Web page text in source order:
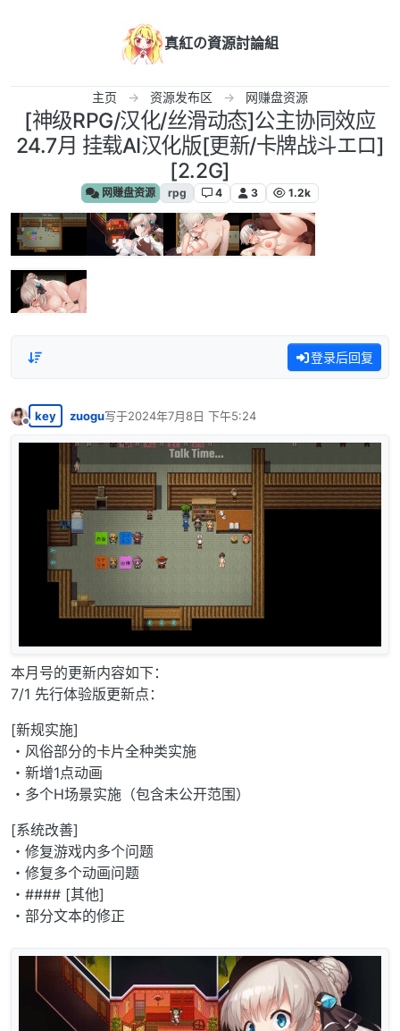
真紅の資源討論組
主页 资源发布区 网赚盘资源
[神级RPG/汉化/丝滑动态]公主协同效应
24.7月 挂载AI汉化版[更新/卡牌战斗エロ]
[2.2G]
网赚盘资源 rpg 4 3 1.2k
登录后回复
离线
key zuogu写于2024年7月8日 下午5:24
最后由 编辑
本月号的更新内容如下：
7/1 先行体验版更新点：
[新规实施]
・风俗部分的卡片全种类实施
・新增1点动画
・多个H场景实施（包含未公开范围）
[系统改善]
・修复游戏内多个问题
・修复多个动画问题
・#### [其他]
・部分文本的修正